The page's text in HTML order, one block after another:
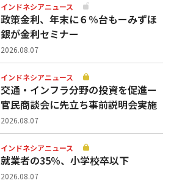
インドネシアニュース
政策金利、年末に６％台もーみずほ
銀が金利セミナー
2026.08.07
インドネシアニュース
交通・インフラ分野の投資を促進ー
官民商談会に先立ち事前説明会実施
2026.08.07
インドネシアニュース
就業者の35％、小学校卒以下
2026.08.07